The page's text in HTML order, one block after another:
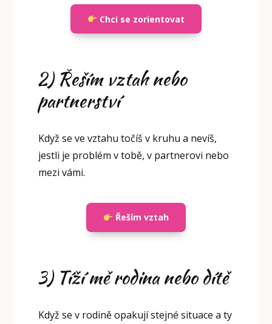
Chci se zorientovat
2) Řeším vztah nebo
partnerství
Když se ve vztahu točíš v kruhu a nevíš,
jestli je problém v tobě, v partnerovi nebo
mezi vámi.
Řeším vztah
3) Tíží mě rodina nebo dítě
Když se v rodině opakují stejné situace a ty